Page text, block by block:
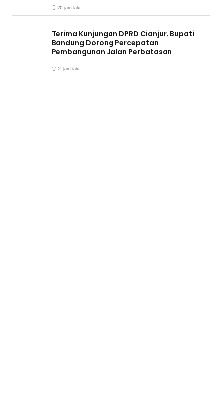
20 jam lalu
Terima Kunjungan DPRD Cianjur, Bupati
Bandung Dorong Percepatan
Pembangunan Jalan Perbatasan
21 jam lalu